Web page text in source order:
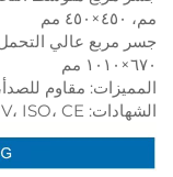
مم، ٤٥٠×٤٥٠ مم
٦٧٠×١٠١٠ مم
المميزات: مقاوم
الشهادات: TUV، ISO، CE